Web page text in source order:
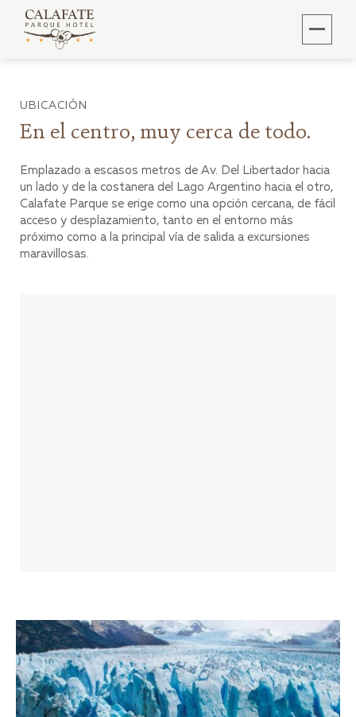
UBICACIÓN
En el centro, muy cerca de todo.
Emplazado a escasos metros de Av. Del Libertador hacia
un lado y de la costanera del Lago Argentino hacia el otro,
Calafate Parque se erige como una opción cercana, de fácil
acceso y desplazamiento, tanto en el entorno más
próximo como a la principal vía de salida a excursiones
maravillosas.